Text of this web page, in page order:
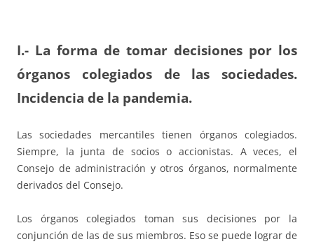
I.- La forma de tomar decisiones por los
órganos colegiados de las sociedades.
Incidencia de la pandemia.
Las sociedades mercantiles tienen órganos colegiados.
Siempre, la junta de socios o accionistas. A veces, el
Consejo de administración y otros órganos, normalmente
derivados del Consejo.
Los órganos colegiados toman sus decisiones por la
conjunción de las de sus miembros. Eso se puede lograr de